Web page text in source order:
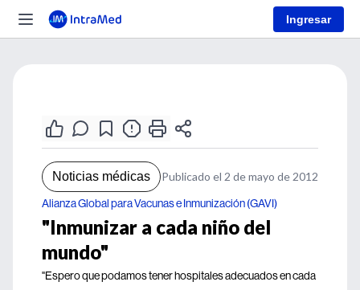
Ingresar
Noticias médicas Publicado el 2 de mayo de 2012
Alianza Global para Vacunas e Inmunización (GAVI)
"Inmunizar a cada niño del
mundo"
"Espero que podamos tener hospitales adecuados en cada